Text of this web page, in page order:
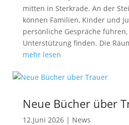
mitten in Sterkrade. An der
können Familien, Kinder und
persönliche Gespräche
Unterstützung finden. Die
mehr lesen
Neue Bücher über
12.Juni 2026| News